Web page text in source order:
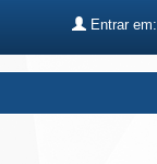
Entrar em: